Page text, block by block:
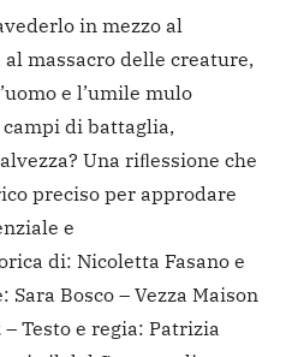
in mezzo al
massacro delle creature,
e l’umile mulo
di battaglia,
Una riﬂessione che
preciso per approdare
e
di: Nicoletta Fasano e
Sara Bosco – Vezza Maison
Testo e regia: Patrizia